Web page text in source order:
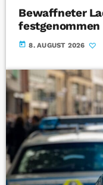
Bewaffneter
festgenommen
today 8. AUGUST 2026